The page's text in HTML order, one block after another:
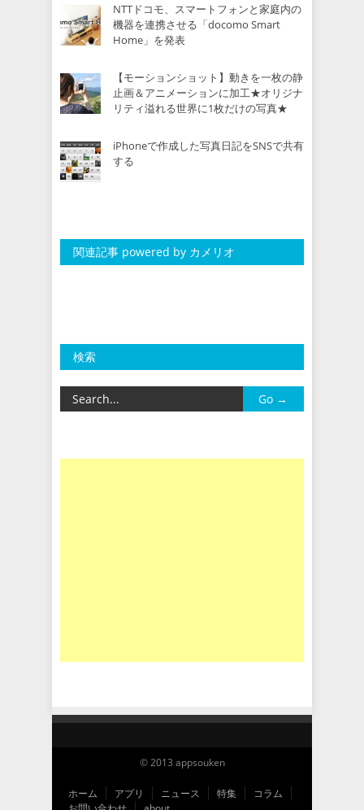
NTTドコモ、スマートフォンと家庭内の
機器を連携させる「docomo Smart
Home」を発表
【モーションショット】動きを一枚の静
止画＆アニメーションに加工★オリジナ
リティ溢れる世界に1枚だけの写真★
iPhoneで作成した写真日記をSNSで共有
する
関連記事 powered by カメリオ
検索
© 2013 appsouken
ホーム アプリ ニュース 特集
コラム